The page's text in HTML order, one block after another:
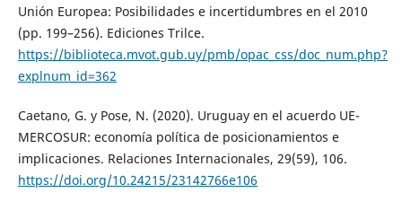
Unión Europea: Posibilidades e incertidumbres en el 2010
(pp. 199–256). Ediciones Trilce.
https://biblioteca.mvot.gub.uy/pmb/opac_css/doc_num.php?
explnum_id=362
Caetano, G. y Pose, N. (2020). Uruguay en el acuerdo UE-
MERCOSUR: economía política de posicionamientos e
implicaciones. Relaciones Internacionales, 29(59), 106.
https://doi.org/10.24215/23142766e106